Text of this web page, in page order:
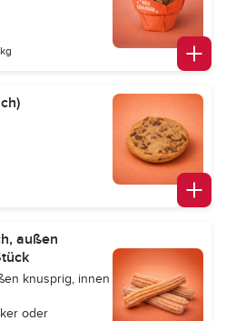
außen
knusprig, innen
oder